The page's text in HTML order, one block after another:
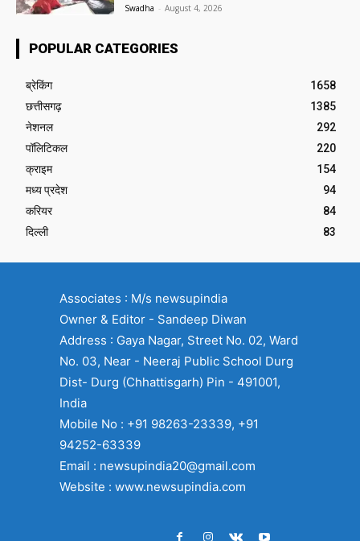
Swadha - August 4, 2026
POPULAR CATEGORIES
ब्रेकिंग
1658
छत्तीसगढ़
1385
नेशनल
292
पॉलिटिकल
220
क्राइम
154
मध्य प्रदेश
94
करियर
84
दिल्ली
83
Associates : M/s newsupindia
Owner & Editor - Sandeep Diwan
Address : Gaya Nagar, Street No. 02, Ward
No. 03, Near - Neeraj Public School Durg
Dist- Durg (Chhattisgarh) Pin - 491001,
India
Mobile No : +91 98263-23339, +91
94252-63339
Email : newsupindia20@gmail.com
Website : www.newsupindia.com